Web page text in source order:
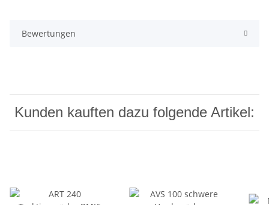
Bewertungen
Kunden kauften dazu folgende Artikel: